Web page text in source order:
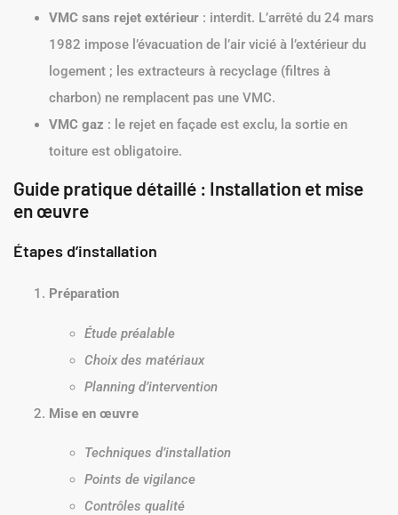
VMC sans rejet extérieur : interdit. L’arrêté du 24 mars
1982 impose l’évacuation de l’air vicié à l’extérieur du
logement ; les extracteurs à recyclage (filtres à
charbon) ne remplacent pas une VMC.
VMC gaz : le rejet en façade est exclu, la sortie en
toiture est obligatoire.
Guide pratique détaillé : Installation et mise
en œuvre
Étapes d’installation
Préparation
Étude préalable
Choix des matériaux
Planning d’intervention
Mise en œuvre
Techniques d’installation
Points de vigilance
Contrôles qualité